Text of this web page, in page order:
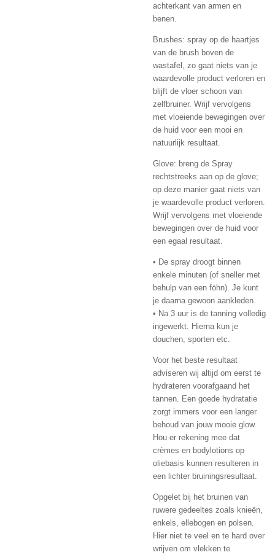
achterkant van armen en
benen.
Brushes: spray op de haartjes
van de brush boven de
wastafel, zo gaat niets van je
waardevolle product verloren en
blijft de vloer schoon van
zelfbruiner. Wrijf vervolgens
met vloeiende bewegingen over
de huid voor een mooi en
natuurlijk resultaat.
Glove: breng de Spray
rechtstreeks aan op de glove;
op deze manier gaat niets van
je waardevolle product verloren.
Wrijf vervolgens met vloeiende
bewegingen over de huid voor
een egaal resultaat.
• De spray droogt binnen
enkele minuten (of sneller met
behulp van een föhn). Je kunt
je daarna gewoon aankleden.
• Na 3 uur is de tanning volledig
ingewerkt. Hierna kun je
douchen, sporten etc.
Voor het beste resultaat
adviseren wij altijd om eerst te
hydrateren voorafgaand het
tannen. Een goede hydratatie
zorgt immers voor een langer
behoud van jouw mooie glow.
Hou er rekening mee dat
crèmes en bodylotions op
oliebasis kunnen resulteren in
een lichter bruiningsresultaat.
Opgelet bij het bruinen van
ruwere gedeeltes zoals knieën,
enkels, ellebogen en polsen.
Hier niet te veel en te hard over
wrijven om vlekken te